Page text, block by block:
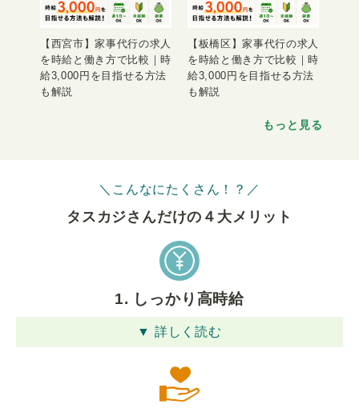
【西宮市】家事代行の求人
を時給と働き方で比較｜時
給3,000円を目指せる方法
も解説
【板橋区】家事代行の求人
を時給と働き方で比較｜時
給3,000円を目指せる方法
も解説
もっと見る
＼こんなにたくさん！？／
タスカジさんだけの４⼤メリット
1. しっかり高時給
▼ 詳しく読む